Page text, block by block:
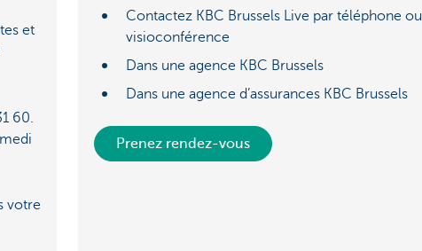
et
60.
votre
Contactez KBC Brussels Live par téléphone ou
visioconférence
Dans une agence KBC Brussels
Dans une agence d’assurances KBC Brussels
Prenez rendez-vous